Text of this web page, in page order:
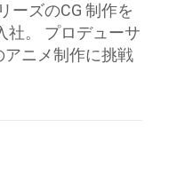
ーズのCG 制作を
社。 プロデューサ
ニメ制作に挑戦